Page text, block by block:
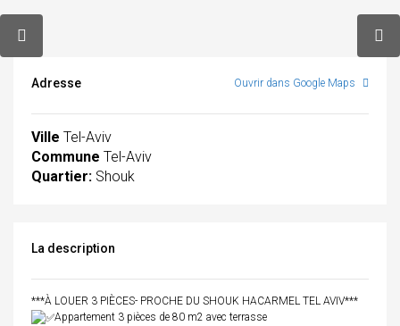
Adresse Ouvrir dans Google Maps
Ville Tel-Aviv
Commune Tel-Aviv
Quartier: Shouk
La description
***À LOUER 3 PIÈCES- PROCHE DU SHOUK HACARMEL TEL AVIV***
Appartement 3 pièces de 80 m2 avec terrasse